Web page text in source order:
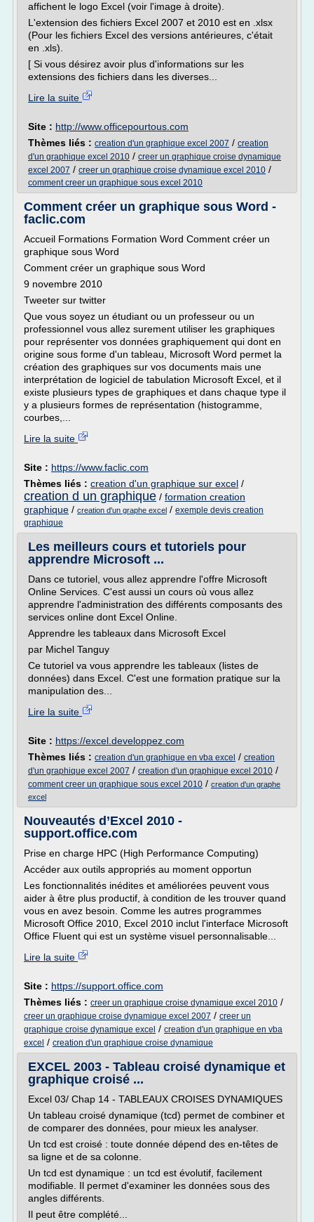
affichent le logo Excel (voir l'image à droite).
L'extension des fichiers Excel 2007 et 2010 est en .xlsx
(Pour les fichiers Excel des versions antérieures, c'était
en .xls).
[ Si vous désirez avoir plus d'informations sur les
extensions des fichiers dans les diverses...
Lire la suite
Site : http://www.officepourtous.com
Thèmes liés : creation d'un graphique excel 2007 / creation
d'un graphique excel 2010 / creer un graphique croise dynamique
excel 2007 / creer un graphique croise dynamique excel 2010 /
comment creer un graphique sous excel 2010
Comment créer un graphique sous Word -
faclic.com
Accueil Formations Formation Word Comment créer un
graphique sous Word
Comment créer un graphique sous Word
9 novembre 2010
Tweeter sur twitter
Que vous soyez un étudiant ou un professeur ou un
professionnel vous allez surement utiliser les graphiques
pour représenter vos données graphiquement qui dont en
origine sous forme d'un tableau, Microsoft Word permet la
création des graphiques sur vos documents mais une
interprétation de logiciel de tabulation Microsoft Excel, et il
existe plusieurs types de graphiques et dans chaque type il
y a plusieurs formes de représentation (histogramme,
courbes,...
Lire la suite
Site : https://www.faclic.com
Thèmes liés : creation d'un graphique sur excel /
creation d un graphique / formation creation
graphique / creation d'un graphe excel / exemple devis creation
graphique
Les meilleurs cours et tutoriels pour
apprendre Microsoft ...
Dans ce tutoriel, vous allez apprendre l'offre Microsoft
Online Services. C'est aussi un cours où vous allez
apprendre l'administration des différents composants des
services online dont Excel Online.
Apprendre les tableaux dans Microsoft Excel
par Michel Tanguy
Ce tutoriel va vous apprendre les tableaux (listes de
données) dans Excel. C'est une formation pratique sur la
manipulation des...
Lire la suite
Site : https://excel.developpez.com
Thèmes liés : creation d'un graphique en vba excel / creation
d'un graphique excel 2007 / creation d'un graphique excel 2010 /
comment creer un graphique sous excel 2010 / creation d'un graphe
excel
Nouveautés d’Excel 2010 -
support.office.com
Prise en charge HPC (High Performance Computing)
Accéder aux outils appropriés au moment opportun
Les fonctionnalités inédites et améliorées peuvent vous
aider à être plus productif, à condition de les trouver quand
vous en avez besoin. Comme les autres programmes
Microsoft Office 2010, Excel 2010 inclut l'interface Microsoft
Office Fluent qui est un système visuel personnalisable...
Lire la suite
Site : https://support.office.com
Thèmes liés : creer un graphique croise dynamique excel 2010 /
creer un graphique croise dynamique excel 2007 / creer un
graphique croise dynamique excel / creation d'un graphique en vba
excel / creation d'un graphique croise dynamique
EXCEL 2003 - Tableau croisé dynamique et
graphique croisé ...
Excel 03/ Chap 14 - TABLEAUX CROISES DYNAMIQUES
Un tableau croisé dynamique (tcd) permet de combiner et
de comparer des données, pour mieux les analyser.
Un tcd est croisé : toute donnée dépend des en-têtes de
sa ligne et de sa colonne.
Un tcd est dynamique : un tcd est évolutif, facilement
modifiable. Il permet d'examiner les données sous des
angles différents.
Il peut être complété...